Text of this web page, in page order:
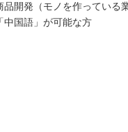
品開発（モノを作っている
中国語」が可能な方